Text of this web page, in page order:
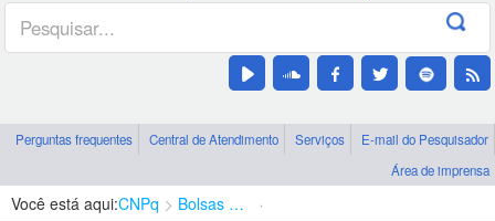
Perguntas frequentes Central de Atendimento Serviços
E-mail do Pesquisador
Área de imprensa
Você está aqui:CNPq Bolsas e Auxílios Vigentes